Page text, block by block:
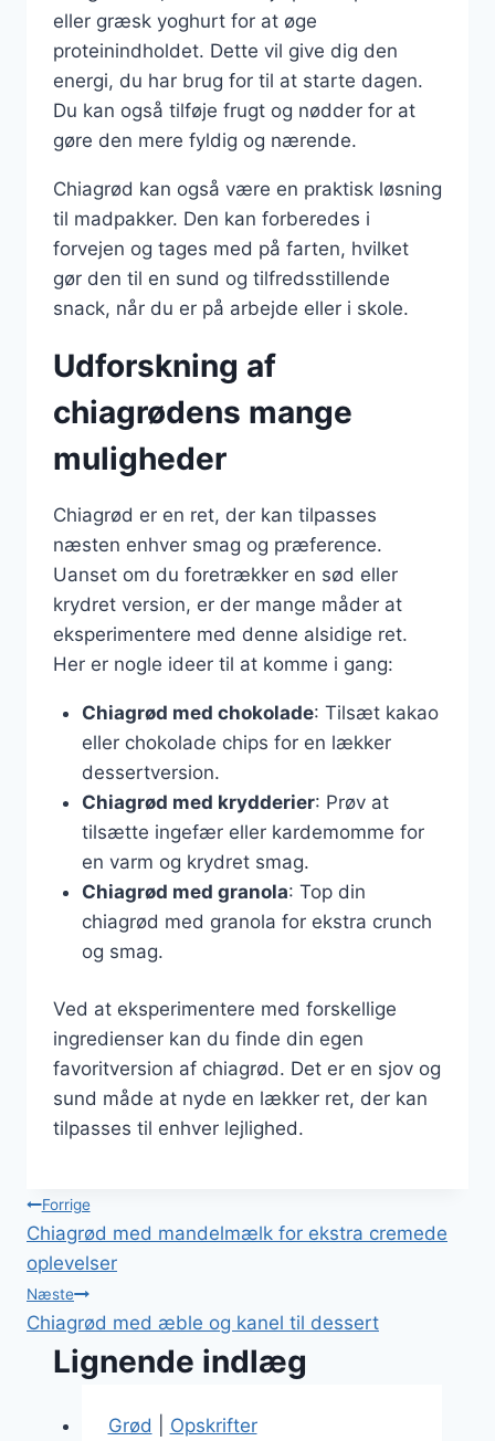
eller græsk yoghurt for at øge
proteinindholdet. Dette vil give dig den
energi, du har brug for til at starte dagen.
Du kan også tilføje frugt og nødder for at
gøre den mere fyldig og nærende.
Chiagrød kan også være en praktisk løsning
til madpakker. Den kan forberedes i
forvejen og tages med på farten, hvilket
gør den til en sund og tilfredsstillende
snack, når du er på arbejde eller i skole.
Udforskning af
chiagrødens mange
muligheder
Chiagrød er en ret, der kan tilpasses
næsten enhver smag og præference.
Uanset om du foretrækker en sød eller
krydret version, er der mange måder at
eksperimentere med denne alsidige ret.
Her er nogle ideer til at komme i gang:
Chiagrød med chokolade: Tilsæt kakao
eller chokolade chips for en lækker
dessertversion.
Chiagrød med krydderier: Prøv at
tilsætte ingefær eller kardemomme for
en varm og krydret smag.
Chiagrød med granola: Top din
chiagrød med granola for ekstra crunch
og smag.
Ved at eksperimentere med forskellige
ingredienser kan du finde din egen
favoritversion af chiagrød. Det er en sjov og
sund måde at nyde en lækker ret, der kan
tilpasses til enhver lejlighed.
Indlægsnavigation
Forrige
Chiagrød med mandelmælk for ekstra cremede
oplevelser
Næste
Chiagrød med æble og kanel til dessert
Lignende indlæg
Grød Opskrifter